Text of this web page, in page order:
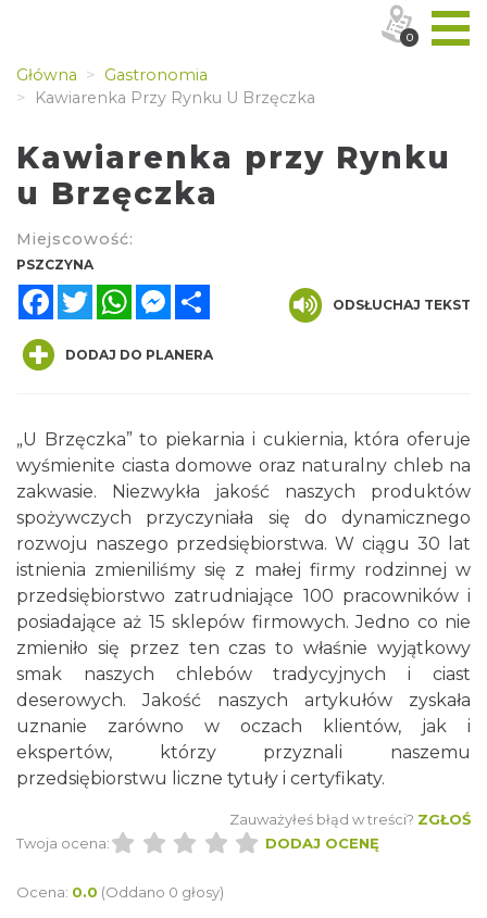
Główna
Gastronomia
Kawiarenka Przy Rynku U Brzęczka
Kawiarenka przy Rynku
u Brzęczka
Miejscowość:
PSZCZYNA
FacebookTwitterWhatsAppMessenger
ODSŁUCHAJ TEKST
DODAJ DO PLANERA
„U Brzęczka” to piekarnia i cukiernia, która oferuje
wyśmienite ciasta domowe oraz naturalny chleb na
zakwasie. Niezwykła jakość naszych produktów
spożywczych przyczyniała się do dynamicznego
rozwoju naszego przedsiębiorstwa. W ciągu 30 lat
istnienia zmieniliśmy się z małej firmy rodzinnej w
przedsiębiorstwo zatrudniające 100 pracowników i
posiadające aż 15 sklepów firmowych. Jedno co nie
zmieniło się przez ten czas to właśnie wyjątkowy
smak naszych chlebów tradycyjnych i ciast
deserowych. Jakość naszych artykułów zyskała
uznanie zarówno w oczach klientów, jak i
ekspertów, którzy przyznali naszemu
przedsiębiorstwu liczne tytuły i certyfikaty.
Zauważyłeś błąd w treści? ZGŁOŚ
Twoja ocena:
DODAJ OCENĘ
Ocena: 0.0 (Oddano 0 głosy)
0